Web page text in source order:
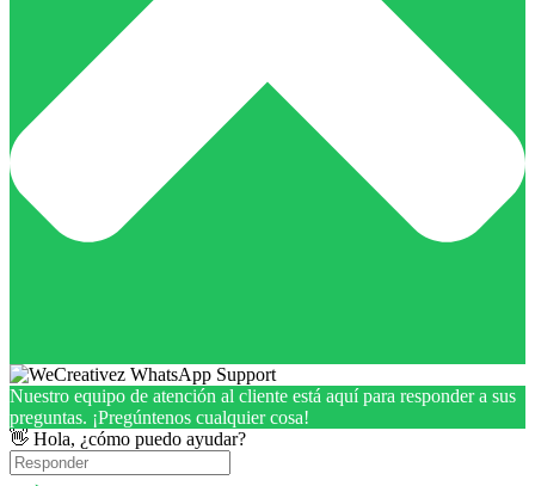
Nuestro equipo de atención al cliente está aquí para responder a sus
preguntas. ¡Pregúntenos cualquier cosa!
👋 Hola, ¿cómo puedo ayudar?